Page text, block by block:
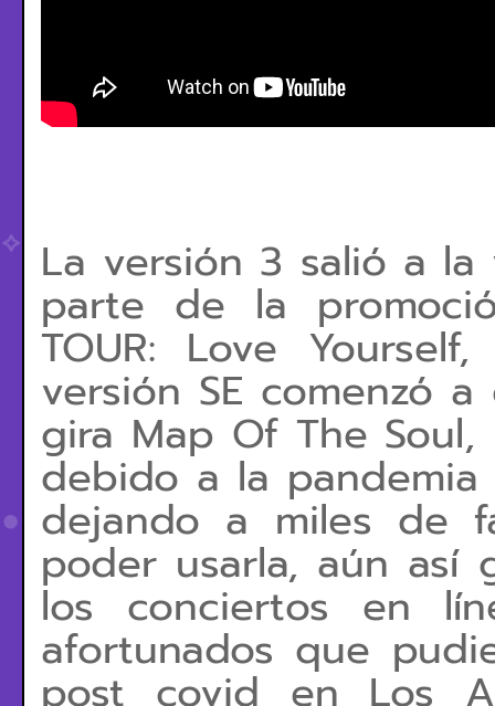
La versión 3 salió a
parte de la
TOUR: Love
versión SE comenzó
gira Map Of The
debido a la pandemia
dejando a miles de
poder usarla, aún así
los conciertos en
afortunados que
post covid en Los